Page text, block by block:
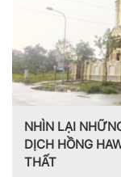
NHÌN LẠI
DỊCH HỒNG
THẤT